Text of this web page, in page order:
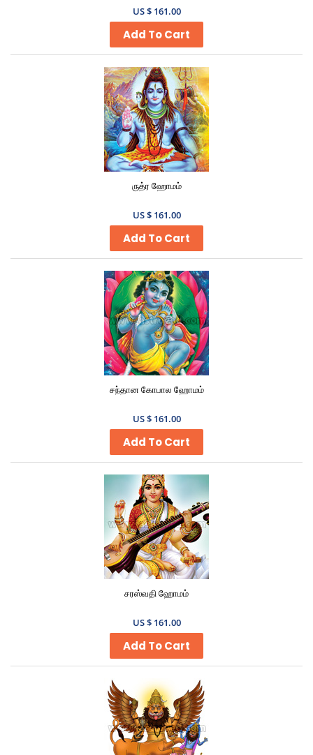
US $ 161.00
Add To Cart
ருத்ர ஹோமம்
US $ 161.00
Add To Cart
சந்தான கோபால ஹோமம்
US $ 161.00
Add To Cart
சரஸ்வதி ஹோமம்
US $ 161.00
Add To Cart